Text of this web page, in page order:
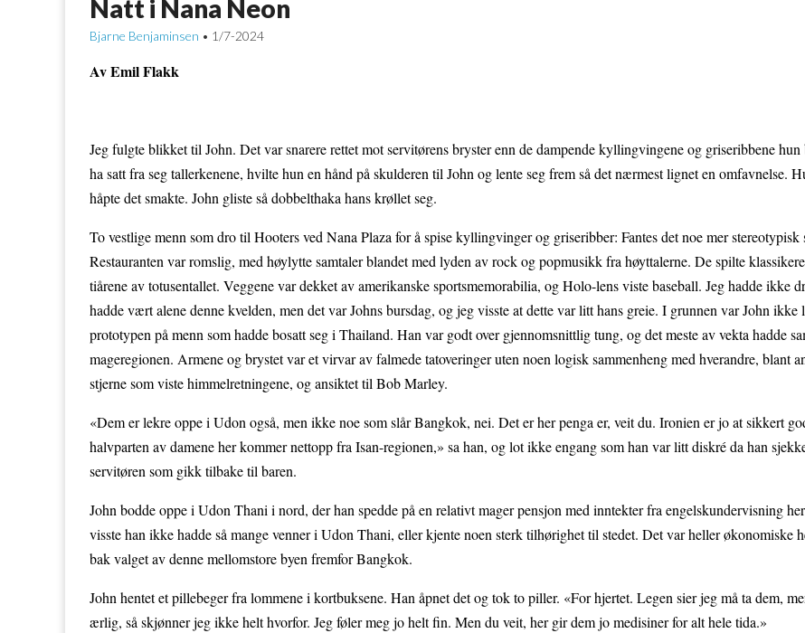
Natt i Nana Neon
Bjarne Benjaminsen • 1/7-2024
Av Emil Flakk
Jeg fulgte blikket til John. Det var snarere rettet mot servitørens bryster enn de dampende kyllingvingene og griseribbene hun
ha satt fra seg tallerkenene, hvilte hun en hånd på skulderen til John og lente seg frem så det nærmest lignet en omfavnelse.
håpte det smakte. John gliste så dobbelthaka hans krøllet seg.
To vestlige menn som dro til Hooters ved Nana Plaza for å spise kyllingvinger og griseribber: Fantes det noe mer stereotypisk
Restauranten var romslig, med høylytte samtaler blandet med lyden av rock og popmusikk fra høyttalerne. De spilte
tiårene av totusentallet. Veggene var dekket av amerikanske sportsmemorabilia, og Holo-lens viste baseball. Jeg hadde ikke
hadde vært alene denne kvelden, men det var Johns bursdag, og jeg visste at dette var litt hans greie. I grunnen var John ikke
prototypen på menn som hadde bosatt seg i Thailand. Han var godt over gjennomsnittlig tung, og det meste av vekta hadde
mageregionen. Armene og brystet var et virvar av falmede tatoveringer uten noen logisk sammenheng med hverandre, blant
stjerne som viste himmelretningene, og ansiktet til Bob Marley.
«Dem er lekre oppe i Udon også, men ikke noe som slår Bangkok, nei. Det er her penga er, veit du. Ironien er jo at sikkert
halvparten av damene her kommer nettopp fra Isan-regionen,» sa han, og lot ikke engang som han var litt diskré da han
servitøren som gikk tilbake til baren.
John bodde oppe i Udon Thani i nord, der han spedde på en relativt mager pensjon med inntekter fra engelskundervisning
visste han ikke hadde så mange venner i Udon Thani, eller kjente noen sterk tilhørighet til stedet. Det var heller økonomiske
bak valget av denne mellomstore byen fremfor Bangkok.
John hentet et pillebeger fra lommene i kortbuksene. Han åpnet det og tok to piller. «For hjertet. Legen sier jeg må ta dem,
ærlig, så skjønner jeg ikke helt hvorfor. Jeg føler meg jo helt fin. Men du veit, her gir dem jo medisiner for alt hele tida.»